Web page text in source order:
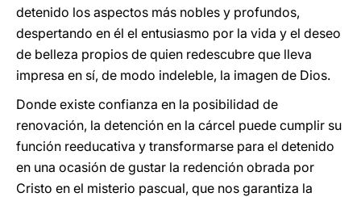
detenido los aspectos más nobles y profundos,
despertando en él el entusiasmo por la vida y el deseo
de belleza propios de quien redescubre que lleva
impresa en sí, de modo indeleble, la imagen de Dios.
Donde existe confianza en la posibilidad de
renovación, la detención en la cárcel puede cumplir su
función reeducativa y transformarse para el detenido
en una ocasión de gustar la redención obrada por
Cristo en el misterio pascual, que nos garantiza la